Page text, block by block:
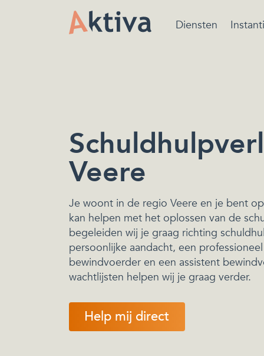
Diensten
Veere
Je woont in de regio Veere en je bent
kan helpen met het oplossen van de
begeleiden wij je graag richting
persoonlijke aandacht, een
bewindvoerder en een assistent
wachtlijsten helpen wij je graag verder.
Help mij direct